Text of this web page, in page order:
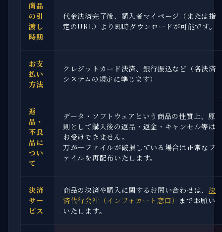
商品
の引
渡し
時期
代金決済完了後、購入者マイページ（または指
定のURL）より即時ダウンロードが可能です。
お支
払い
方法
クレジットカード決済、銀行振込など（各決済
システムの規定に準じます）
返
品・
不良
品に
つい
て
データ・ソフトウェアという商品の性質上、原
則として購入後の返品・返金・キャンセル等は
お受けできません。
万が一ファイルが破損している場合は正常なフ
ァイルを再配布いたします。
決済
サー
ビス
商品の決済や購入に関するお問い合わせは、 決
済代行会社（インフォカート窓口） までお願い
いたします。